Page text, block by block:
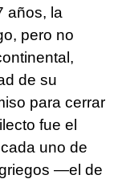
años, la
pero no
de su
para cerrar
fue el
uno de
—el de